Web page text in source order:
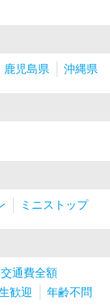
鹿児島県 沖縄県
ミニストップ
交通費全額
歓迎
年齢不問